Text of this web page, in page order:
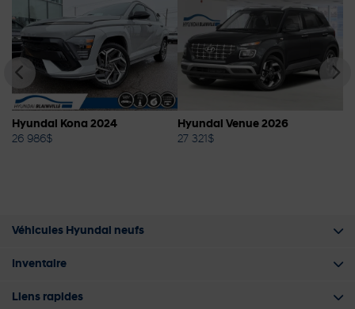
Hyundai Venue 2026
27 321$
BMW X3 2022
29 987
Véhicules Hyundai neufs
Inventaire
Liens rapides